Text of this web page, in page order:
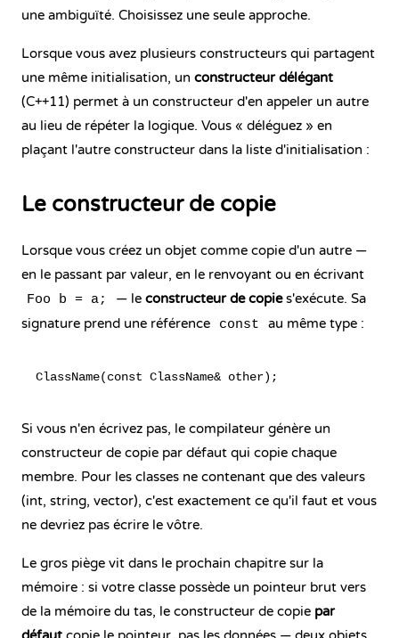
une ambiguïté. Choisissez une seule approche.
Lorsque vous avez plusieurs constructeurs qui partagent
une même initialisation, un constructeur délégant
(C++11) permet à un constructeur d'en appeler un autre
au lieu de répéter la logique. Vous « déléguez » en
plaçant l'autre constructeur dans la liste d'initialisation :
Le constructeur de copie
Lorsque vous créez un objet comme copie d'un autre —
en le passant par valeur, en le renvoyant ou en écrivant
Foo b = a; — le constructeur de copies'exécute. Sa
signature prend une référence
const au même type :
Si vous n'en écrivez pas, le compilateur génère un
constructeur de copie par défaut qui copie chaque
membre. Pour les classes ne contenant que des valeurs
(int, string, vector), c'est exactement ce qu'il faut et vous
ne devriez pas écrire le vôtre.
Le gros piège vit dans le prochain chapitre sur la
mémoire : si votre classe possède un pointeur brut vers
de la mémoire du tas, le constructeur de copie par